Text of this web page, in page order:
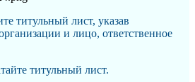
титульный лист, указав
и лицо, ответственное
титульный лист.